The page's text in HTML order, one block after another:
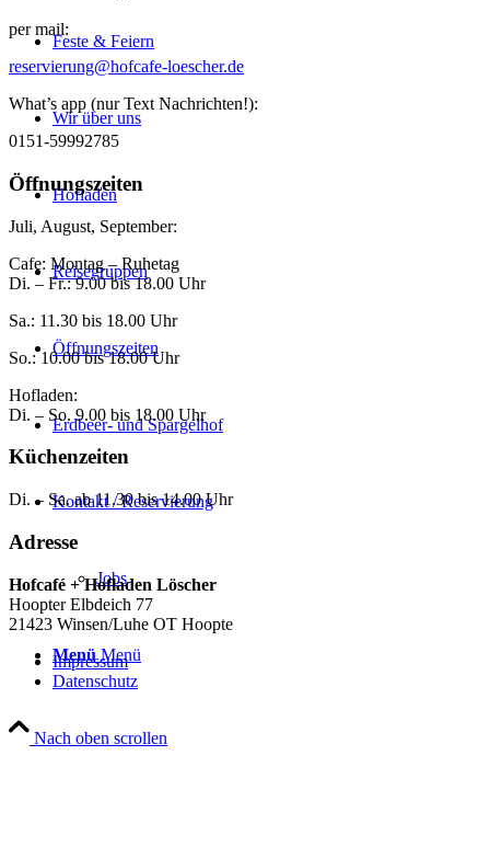
Feste & Feiern
Wir über uns
Hofladen
Reisegruppen
Öffnungszeiten
Erdbeer- und Spargelhof
Kontakt / Reservierung
Jobs
Menü Menü
per mail:
reservierung@hofcafe-loescher.de
What’s app (nur Text Nachrichten!):
0151-59992785
Öffnungszeiten
Juli, August, September:
Cafe: Montag – Ruhetag
Di. – Fr.: 9.00 bis 18.00 Uhr
Sa.: 11.30 bis 18.00 Uhr
So.: 10.00 bis 18.00 Uhr
Hofladen:
Di. – So. 9.00 bis 18.00 Uhr
Küchenzeiten
Di. – Sa. ab 11.30 bis 14.00 Uhr
Adresse
Hofcafé + Hofladen Löscher
Hoopter Elbdeich 77
21423 Winsen/Luhe OT Hoopte
Impressum
Datenschutz
Nach oben scrollen